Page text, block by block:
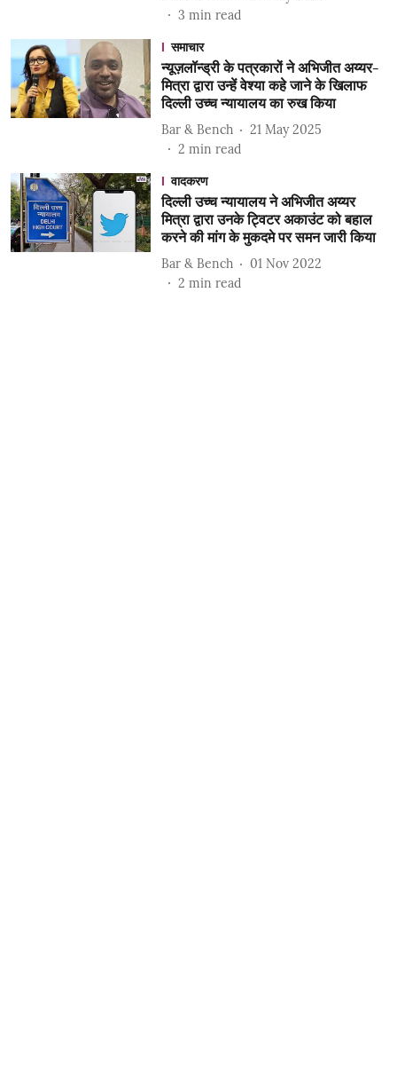
3 min read
समाचार
न्यूज़लॉन्ड्री के पत्रकारों ने अभिजीत अय्यर-
मित्रा द्वारा उन्हें वेश्या कहे जाने के खिलाफ
दिल्ली उच्च न्यायालय का रुख किया
Bar & Bench
21 May 2025
2 min read
वादकरण
दिल्ली उच्च न्यायालय ने अभिजीत अय्यर
मित्रा द्वारा उनके ट्विटर अकाउंट को बहाल
करने की मांग के मुकदमे पर समन जारी किया
Bar & Bench
01 Nov 2022
2 min read